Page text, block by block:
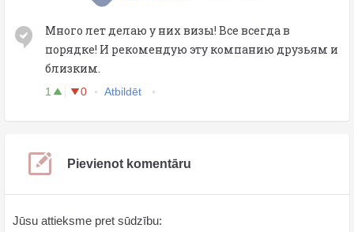
Много лет делаю у них визы! Все всегда в
порядке! И рекомендую эту компанию друзьям и
близким.
1 0 Atbildēt
Pievienot komentāru
Jūsu attieksme pret sūdzību: